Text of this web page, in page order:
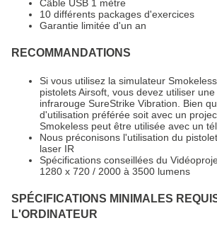
Câble USB 1 mètre
10 différents packages d'exercices
Garantie limitée d'un an
RECOMMANDATIONS
Si vous utilisez la simulateur
pistolets Airsoft, vous devez utiliser
infrarouge SureStrike Vibration. Bien
d'utilisation préférée soit avec un
Smokeless peut être utilisée avec un
Nous préconisons l'utilisation du
laser IR
Spécifications conseillées du
1280 x 720 / 2000 à 3500 lumens
SPÉCIFICATIONS MINIMALES
L'ORDINATEUR